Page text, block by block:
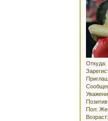
Откуда:
Позитив:
Пол:
Возраст: